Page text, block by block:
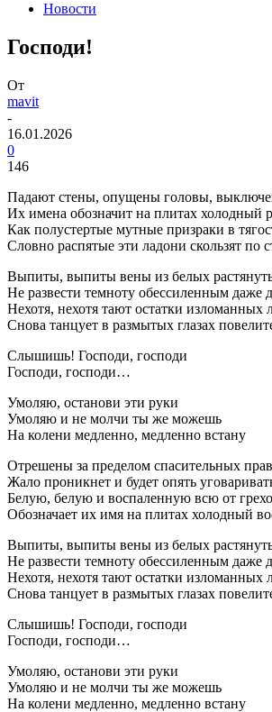
Новости
Господи!
От
mavit
-
16.01.2026
0
146
Падают стены, опущены головы,
Их имена обозначит на плитах холодный
Как полустертые мутные призраки в
Словно распятые эти ладони скользят по
Выпиты, выпиты вены из белых
Не развести темноту обессиленным даже
Нехотя, нехотя тают остатки изломанных
Снова танцует в размытых глазах
Слышишь! Господи, господи
Господи, господи…
Умоляю, останови эти руки
Умоляю и не молчи ты же можешь
На колени медленно, медленно встану
Отрешены за пределом спасительных
Жало проникнет и будет опять
Белую, белую и воспаленную всю от
Обозначает их имя на плитах холодный
Выпиты, выпиты вены из белых
Не развести темноту обессиленным даже
Нехотя, нехотя тают остатки изломанных
Снова танцует в размытых глазах
Слышишь! Господи, господи
Господи, господи…
Умоляю, останови эти руки
Умоляю и не молчи ты же можешь
На колени медленно, медленно встану